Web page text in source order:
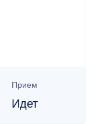
Прием
Идет